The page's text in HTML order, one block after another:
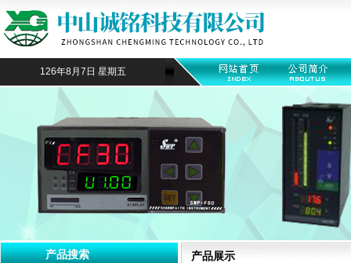
126年8月7日 星期五
产品搜索 产品展示